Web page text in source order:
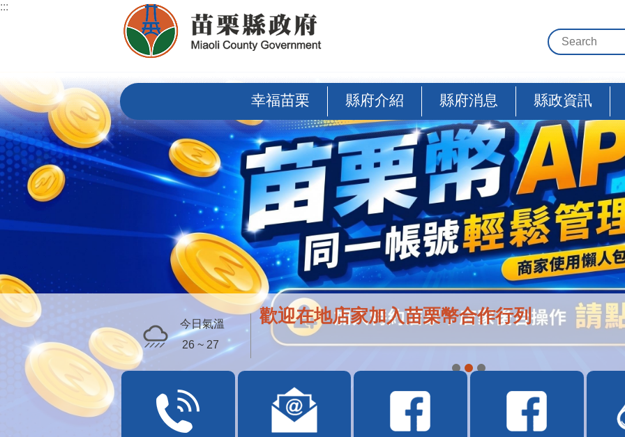
跳到主要內容區塊
:::
幸福苗栗 縣府介紹 縣府消息 縣政資訊
苗栗幣APP自115年7月10日10時上線
今日氣溫
26 ~ 27